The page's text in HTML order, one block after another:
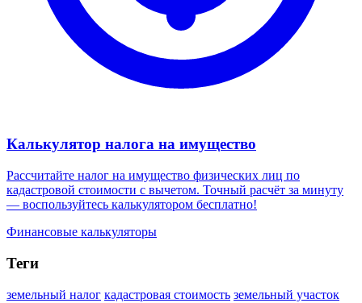
Калькулятор налога на имущество
Рассчитайте налог на имущество физических лиц по
кадастровой стоимости с вычетом. Точный расчёт за минуту
— воспользуйтесь калькулятором бесплатно!
Финансовые калькуляторы
Теги
земельный налог кадастровая стоимость земельный участок